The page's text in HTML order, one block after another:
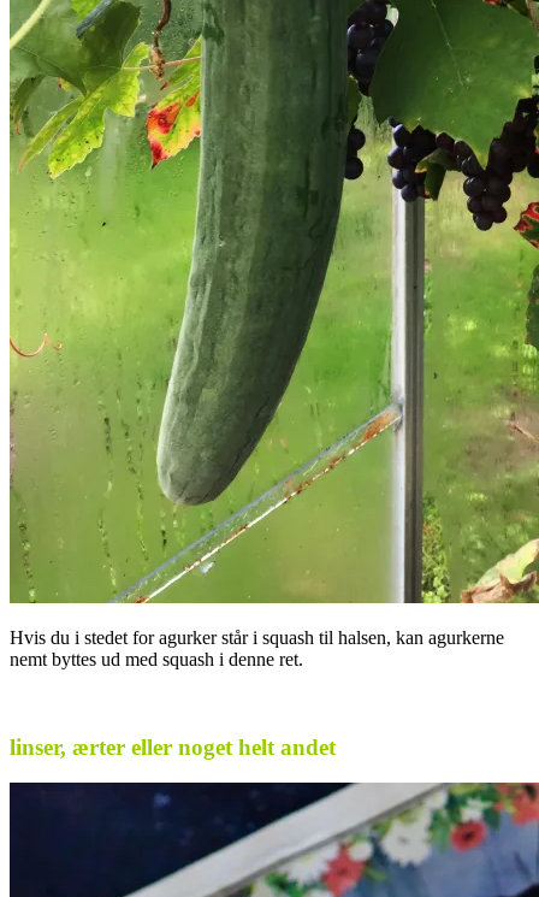
Hvis du i stedet for agurker står i squash til halsen, kan agurkerne
nemt byttes ud med squash i denne ret.
linser, ærter eller noget helt andet